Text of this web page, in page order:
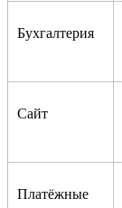
Бухгалтерия
Сайт
Платёжные